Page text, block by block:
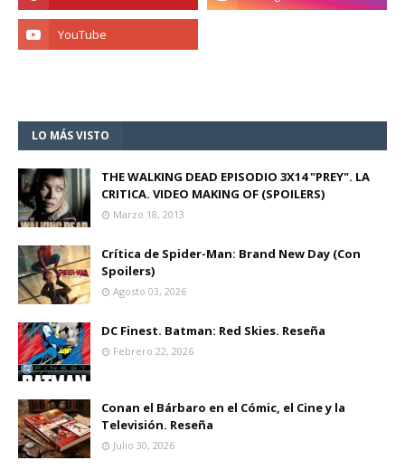
LO MÁS VISTO
THE WALKING DEAD EPISODIO 3X14 "PREY". LA
CRITICA. VIDEO MAKING OF (SPOILERS)
Marzo 18, 2013
Crítica de Spider-Man: Brand New Day (Con
Spoilers)
Agosto 03, 2026
DC Finest. Batman: Red Skies. Reseña
Febrero 22, 2026
Conan el Bárbaro en el Cómic, el Cine y la
Televisión. Reseña
Julio 30, 2026